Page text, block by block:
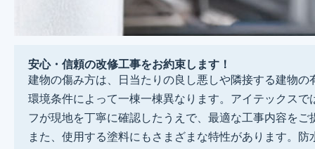
安心・信頼の改修工事をお約束します！
建物の傷み方は、日当たりの良し悪しや隣接する建物の
環境条件によって一棟一棟異なります。アイテックスで
フが現地を丁寧に確認したうえで、最適な工事内容をご
また、使用する塗料にもさまざまな特性があります。防